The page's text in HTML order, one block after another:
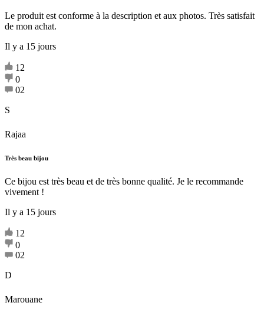
Le produit est conforme à la description et aux photos. Très satisfait
de mon achat.
Il y a 15 jours
12
0
02
S
Rajaa
Très beau bijou
Ce bijou est très beau et de très bonne qualité. Je le recommande
vivement !
Il y a 15 jours
12
0
02
D
Marouane